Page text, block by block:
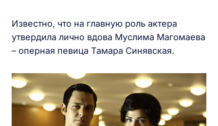
Известно, что на главную роль актера
утвердила лично вдова Муслима Магомаева
– оперная певица Тамара Синявская.